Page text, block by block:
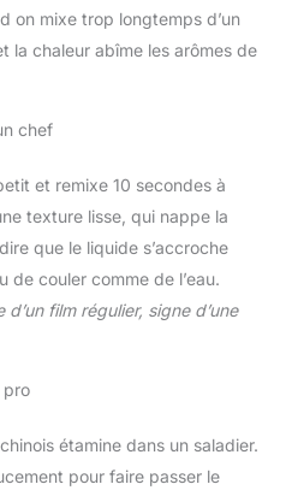
on mixe trop longtemps d’un
la chaleur abîme les arômes de
chef
et remixe 10 secondes à
texture lisse, qui nappe la
que le liquide s’accroche
de couler comme de l’eau.
film régulier, signe d’une
pro
étamine dans un saladier.
pour faire passer le